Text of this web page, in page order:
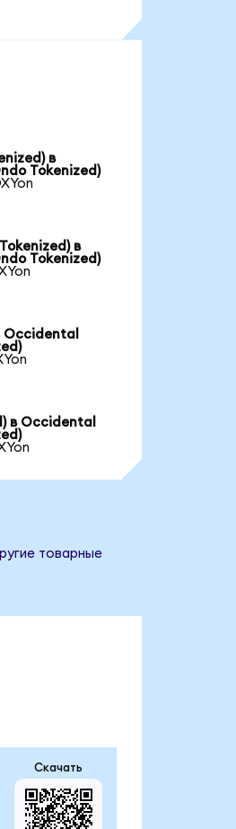
в
Tokenized)
в
Tokenized)
Occidental
в Occidental
товарные
Скачать